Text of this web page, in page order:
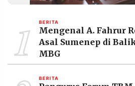
RESOLUSI
Resolusi.co
1 BERITA
Mengenal A. Fahrur
Asal Sumenep di
MBG
BERITA